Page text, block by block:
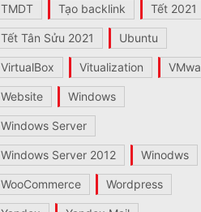
TMDT Tạo backlink Tết 2021
Tết Tân Sửu 2021 Ubuntu
VirtualBox Vitualization
Website Windows
Windows Server
Windows Server 2012 Winodws
WooCommerce Wordpress